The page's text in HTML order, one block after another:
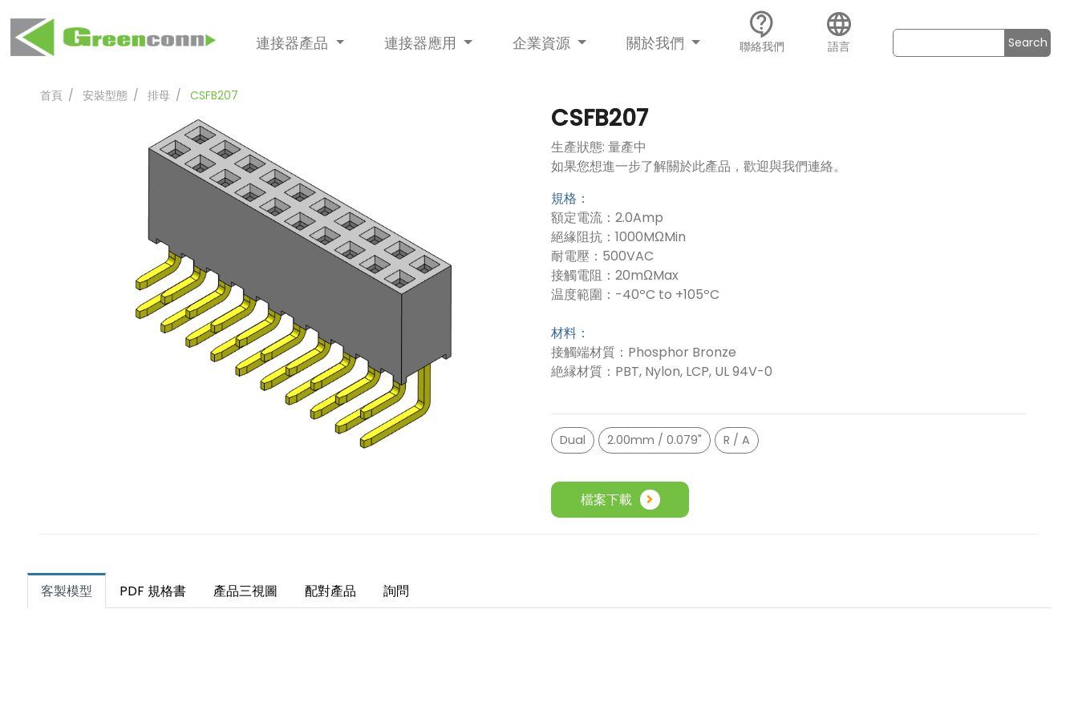
連接器產品 連接器應用 企業資源 關於我們
contact_support
聯絡我們
language
語言 Search
首頁 安裝型態 排母 CSFB207
CSFB207
生產狀態: 量產中
如果您想進一步了解關於此產品，歡迎與我們連絡。
規格：
額定電流：2.0Amp
絕緣阻抗：1000MΩMin
耐電壓：500VAC
接觸電阻：20mΩMax
温度範圍：-40ºC to +105ºC
材料：
接觸端材質：Phosphor Bronze
絶縁材質：PBT, Nylon, LCP, UL 94V-0
Dual 2.00mm / 0.079" R / A
檔案下載
客製模型 PDF 規格書 產品三視圖 配對產品 詢問